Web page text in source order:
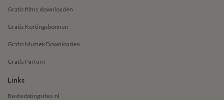
Gratis films downloaden
Gratis Kortingsbonnen
Gratis Muziek Downloaden
Gratis Parfum
Links
Bestedatingsites.nl